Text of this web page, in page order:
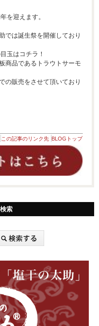
を迎えます。
では誕生祭を開催しており
玉はコチラ！
商品であるトラウトサーモ
の販売をさせて頂いており
この記事のリンク先 BLOGトップ
索